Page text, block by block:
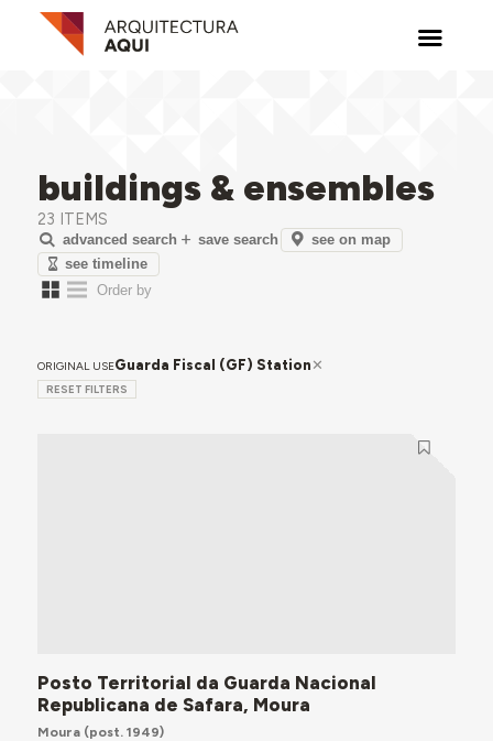
buildings & ensembles
23 ITEMS
advanced search save search
see on map
see timeline
ORIGINAL USEGuarda Fiscal (GF) Station
RESET FILTERS
Posto Territorial da Guarda Nacional
Republicana de Safara, Moura
Moura(post. 1949)